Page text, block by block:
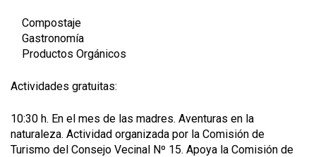
Compostaje
Gastronomía
Productos Orgánicos
Actividades gratuitas:
10:30 h. En el mes de las madres. Aventuras en la
naturaleza. Actividad organizada por la Comisión de
Turismo del Consejo Vecinal Nº 15. Apoya la Comisión de